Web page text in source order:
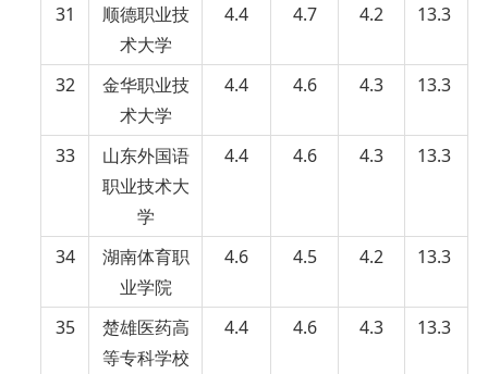
31
顺德职业技
术大学
4.4 4.7 4.2 13.3
32
金华职业技
术大学
4.4 4.6 4.3 13.3
33
山东外国语
职业技术大
学
4.4 4.6 4.3 13.3
34
湖南体育职
业学院
4.6 4.5 4.2 13.3
35
楚雄医药高
等专科学校
4.4 4.6 4.3 13.3